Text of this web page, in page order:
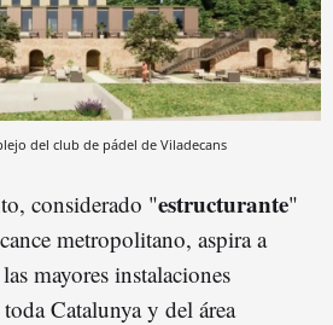
del club de pádel de Viladecans
considerado "estructurante"
metropolitano, aspira a
mayores instalaciones
Catalunya y del área